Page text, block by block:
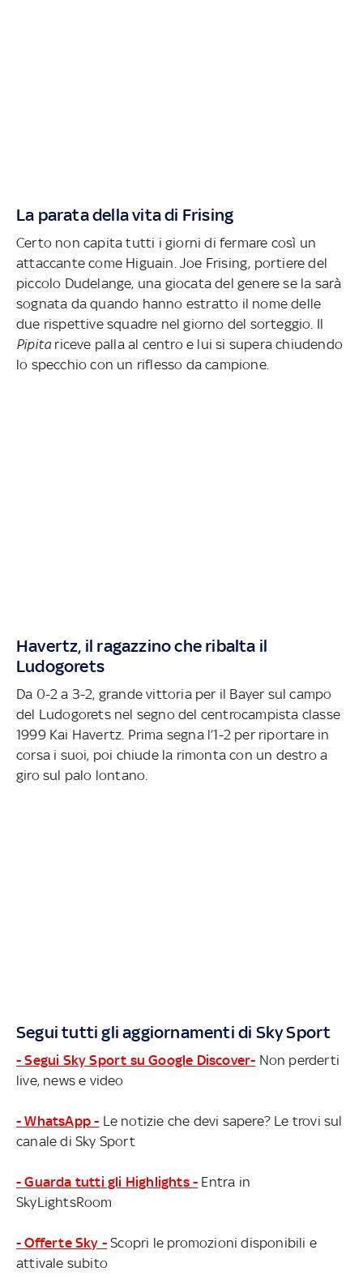
La parata della vita di Frising
Certo non capita tutti i giorni di fermare così un
attaccante come Higuain. Joe Frising, portiere del
piccolo Dudelange, una giocata del genere se la sarà
sognata da quando hanno estratto il nome delle
due rispettive squadre nel giorno del sorteggio. Il
Pipitariceve palla al centro e lui si supera chiudendo
lo specchio con un riflesso da campione.
Havertz, il ragazzino che ribalta il
Ludogorets
Da 0-2 a 3-2, grande vittoria per il Bayer sul campo
del Ludogorets nel segno del centrocampista classe
1999 Kai Havertz. Prima segna l’1-2 per riportare in
corsa i suoi, poi chiude la rimonta con un destro a
giro sul palo lontano.
Segui tutti gli aggiornamenti di Sky Sport
- Segui Sky Sport su Google Discover- Non perderti
live, news e video
- WhatsApp - Le notizie che devi sapere? Le trovi sul
canale di Sky Sport
- Guarda tutti gli Highlights - Entra in
SkyLightsRoom
- Offerte Sky - Scopri le promozioni disponibili e
attivale subito